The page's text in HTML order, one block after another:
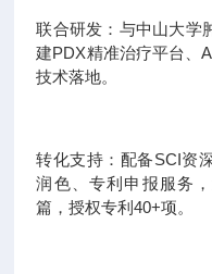
联合研发：与中山大学
建PDX精准治疗平台、
技术落地。
转化支持：配备SCI资
润色、专利申报服务
篇，授权专利40+项。